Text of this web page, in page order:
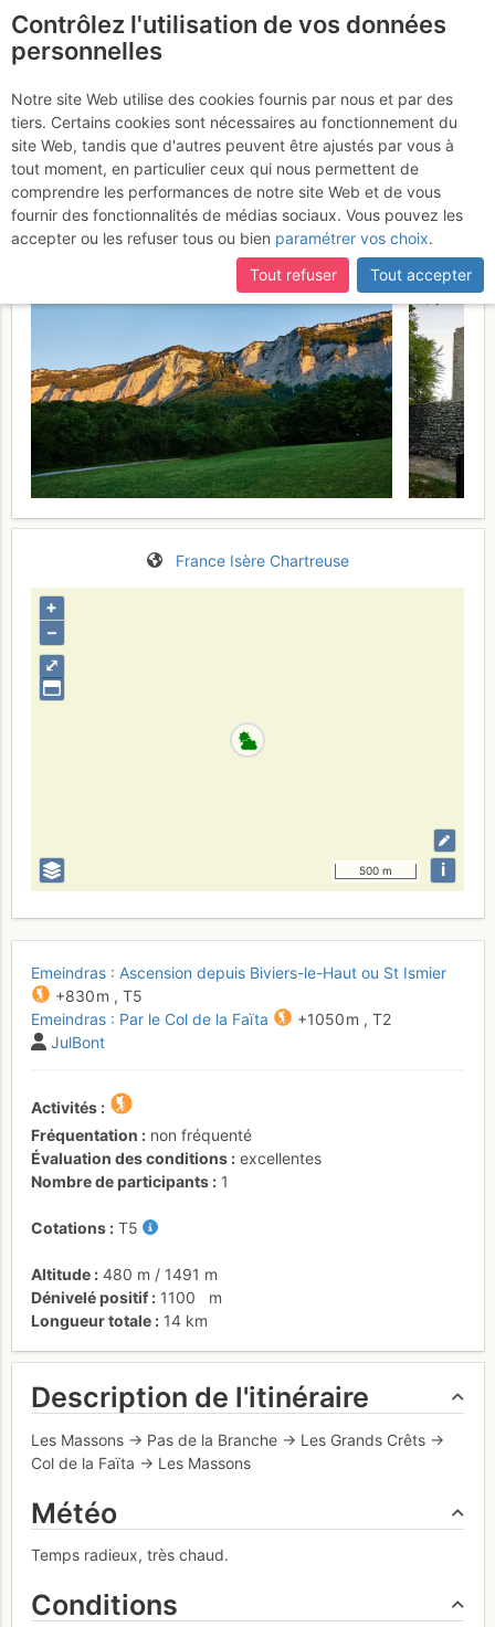
Les Grands Crêts : en
boucle par le Pas de la
Branche et le Col de la
Faïta
Jeudi 6 juillet 2017
France Isère Chartreuse
⤢
+
–
500 m i
Emeindras : Ascension depuis Biviers-le-Haut ou St Ismier
+830 m , T5
Emeindras : Par le Col de la Faïta
+1050 m , T2
JulBont
Activités
Fréquentation
non fréquenté
Évaluation des conditions
excellentes
Nombre de participants
1
Cotations T5
Altitude 480 m / 1491 m
Dénivelé positif
1100
m
Longueur totale
14 km
Description de l'itinéraire
Les Massons → Pas de la Branche → Les Grands Crêts →
Col de la Faïta → Les Massons
Météo
Temps radieux, très chaud.
Conditions
Contrôlez l'utilisation de vos données
personnelles
Notre site Web utilise des cookies fournis par nous et par des
tiers. Certains cookies sont nécessaires au fonctionnement du
site Web, tandis que d'autres peuvent être ajustés par vous à
tout moment, en particulier ceux qui nous permettent de
comprendre les performances de notre site Web et de vous
fournir des fonctionnalités de médias sociaux. Vous pouvez les
accepter ou les refuser tous ou bien paramétrer vos choix.
Tout refuser
Tout accepter